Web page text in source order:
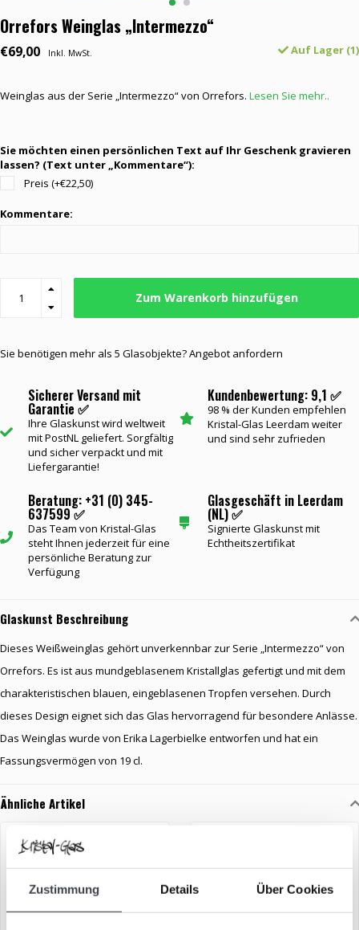
Zustimmung Details Über Cookies
Orrefors Weinglas „Intermezzo“
€69,00 Inkl. MwSt. Auf Lager (1)
Weinglas aus der Serie „Intermezzo“ von Orrefors. Lesen Sie mehr..
Sie möchten einen persönlichen Text auf Ihr Geschenk gravieren
lassen? (Text unter „Kommentare“):
Preis (+€22,50)
Kommentare:
Zum Warenkorb hinzufügen
Sie benötigen mehr als 5 Glasobjekte? Angebot anfordern
Sicherer Versand mit
Garantie ✅
Ihre Glaskunst wird weltweit
mit PostNL geliefert. Sorgfältig
und sicher verpackt und mit
Liefergarantie!
Kundenbewertung: 9,1 ✅
98 % der Kunden empfehlen
Kristal-Glas Leerdam weiter
und sind sehr zufrieden
Beratung: +31 (0) 345-
637599 ✅
Das Team von Kristal-Glas
steht Ihnen jederzeit für eine
persönliche Beratung zur
Verfügung
Glasgeschäft in Leerdam
(NL) ✅
Signierte Glaskunst mit
Echtheitszertifikat
Glaskunst Beschreibung
Dieses Weißweinglas gehört unverkennbar zur Serie „Intermezzo“ von
Orrefors. Es ist aus mundgeblasenem Kristallglas gefertigt und mit dem
charakteristischen blauen, eingeblasenen Tropfen versehen. Durch
dieses Design eignet sich das Glas hervorragend für besondere Anlässe.
Das Weinglas wurde von Erika Lagerbielke entworfen und hat ein
Fassungsvermögen von 19 cl.
Ähnliche Artikel